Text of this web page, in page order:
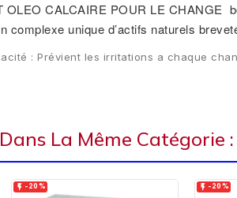
OLEO CALCAIRE POUR LE CHANGE
complexe unique d’actifs naturels
: Prévient les irritations a chaque
La Même Catégorie :
 -20%  -20%